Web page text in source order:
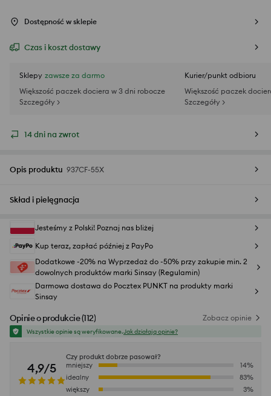
Dostępność w sklepie
Czas i koszt dostawy
Sklepy zawsze za darmo
Większość paczek dociera w 3 dni robocze
Szczegóły >
Kurier/punkt odbioru
Większość paczek
Szczegóły >
14 dni na zwrot
Opis produktu 937CF-55X
Skład i pielęgnacja
Jesteśmy z Polski! Poznaj nas bliżej
Kup teraz, zapłać później z PayPo
Dodatkowe -20% na Wyprzedaż do -50% przy zakupie min. 2
dowolnych produktów marki Sinsay (Regulamin)
Darmowa dostawa do Pocztex PUNKT na produkty marki
Sinsay
Opinie o produkcie(112) Zobacz opinie
Wszystkie opinie są weryfikowane.Jak działają opinie?
4,9/5
Czy produkt dobrze pasował?
mniejszy
14%
idealny
83%
większy
3%